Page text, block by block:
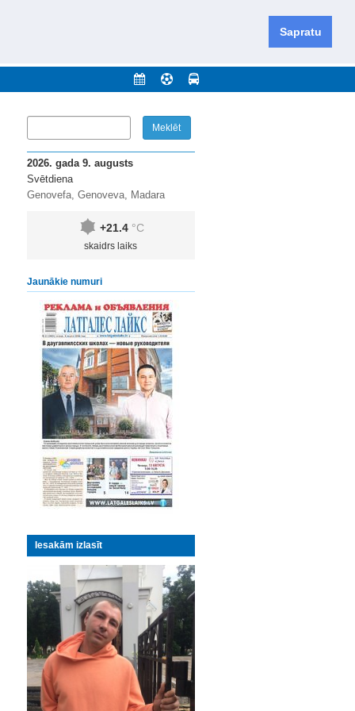
Sapratu
novadu un apkārtējos novadus un pilsētas.
2026. gada 9. augusts
Svētdiena
Genovefa, Genoveva, Madara
+21.4 °C
skaidrs laiks
Jaunākie numuri
Iesakām izlasīt